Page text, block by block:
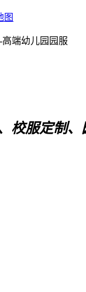
图
端幼儿园园服
校服定制